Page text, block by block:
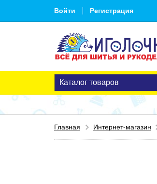
Войти Регистрация
Каталог товаров
Главная Интернет-магазин